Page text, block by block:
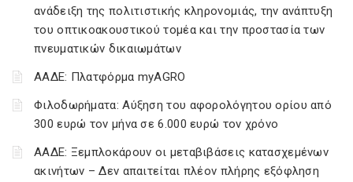
ανάδειξη της πολιτιστικής κληρονομιάς, την ανάπτυξη
του οπτικοακουστικού τομέα και την προστασία των
πνευματικών δικαιωμάτων
ΑΑΔΕ: Πλατφόρμα myAGRO
Φιλοδωρήματα: Αύξηση του αφορολόγητου ορίου από
300 ευρώ τον μήνα σε 6.000 ευρώ τον χρόνο
ΑΑΔΕ: Ξεμπλοκάρουν οι μεταβιβάσεις κατασχεμένων
ακινήτων – Δεν απαιτείται πλέον πλήρης εξόφληση